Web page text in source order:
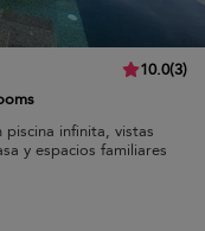
10.0(3)
infinita, vistas
y espacios familiares